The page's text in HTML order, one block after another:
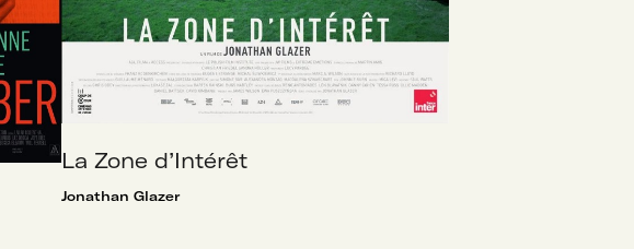
La Zone d’Intérêt
Jonathan Glazer